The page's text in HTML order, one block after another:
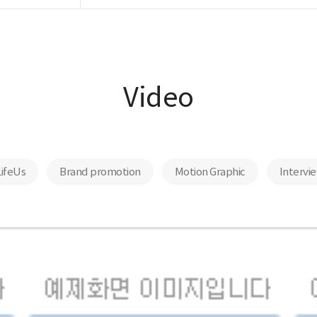
Video
Brand promotion Motion Graphic
Brand promotion